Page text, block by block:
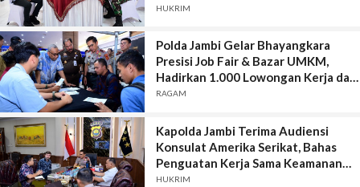
HUKRIM
Polda Jambi Gelar Bhayangkara
Presisi Job Fair & Bazar UMKM,
Hadirkan 1.000 Lowongan Kerja dari
100 Perusahaan
RAGAM
Kapolda Jambi Terima Audiensi
Konsulat Amerika Serikat, Bahas
Penguatan Kerja Sama Keamanan
dan Pertukaran Informasi
HUKRIM